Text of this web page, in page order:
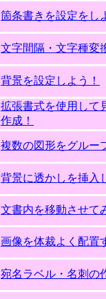
箇条書きを設定をし
文字間隔・文字種変
背景を設定しよう！
拡張書式を使用して
作成！
複数の図形をグルー
背景に透かしを挿入
文書内を移動させて
画像を体裁よく配置
宛名ラベル・名刺の